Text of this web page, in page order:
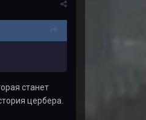
станет
цербера.